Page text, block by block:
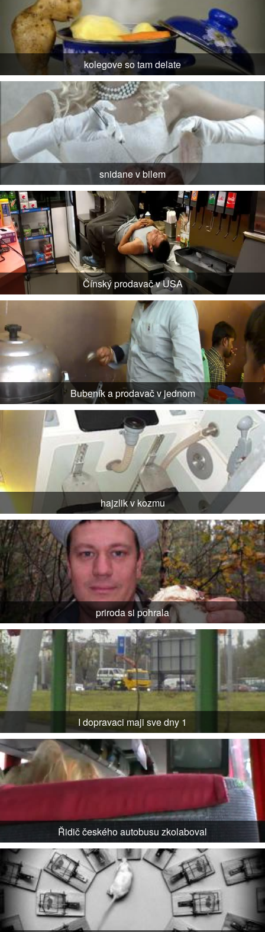
kolegove so tam delate
snidane v bilem
Čínský prodavač v USA
Bubeník a prodavač v jednom
hajzlik v kozmu
priroda si pohrala
I dopravaci maji sve dny 1
Řidič českého autobusu zkolaboval